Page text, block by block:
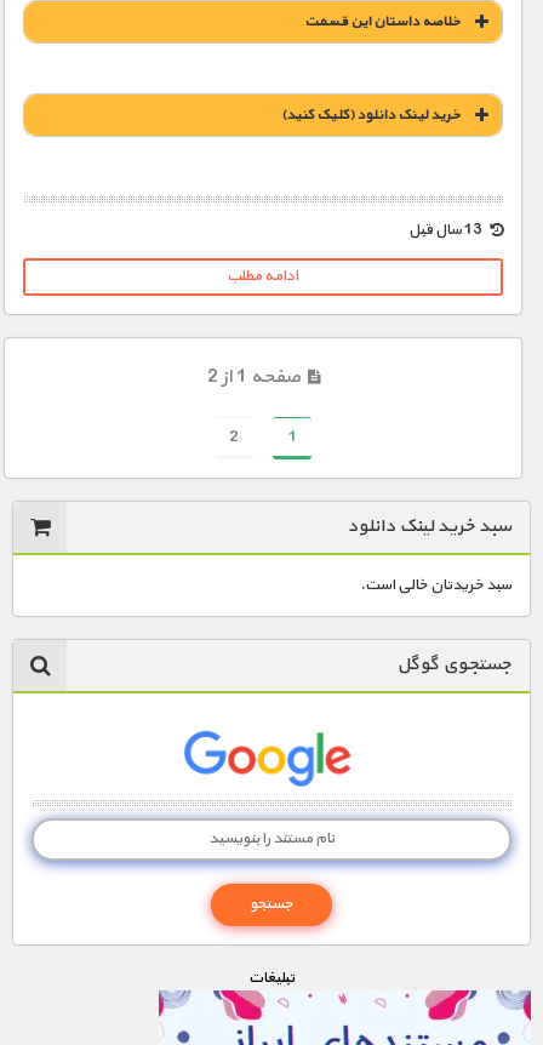
خلاصه داستان این قسمت
خريد لينک دانلود (کليک کنيد)
1900 تومان – خريد لينک دانلود (افزودن به سبد خريد)
ادامه مطلب
صفحه 1 از 2
1
2
سبد خرید لینک دانلود
سبد خریدتان خالی است.
جستجوی گوگل
تبليغات